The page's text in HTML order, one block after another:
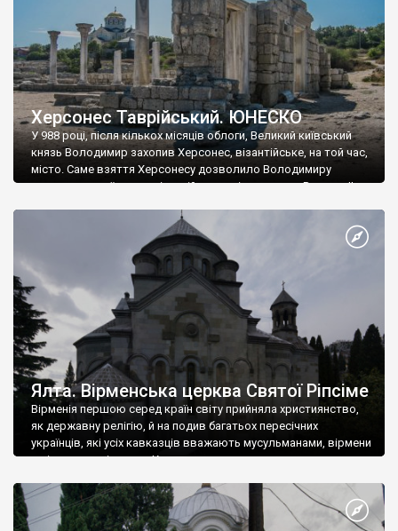
Херсонес Таврійський. ЮНЕСКО
У 988 році, після кількох місяців облоги, Великий київський
князь Володимир захопив Херсонес, візантійське, на той час,
місто. Саме взяття Херсонесу дозволило Володимиру
диктувати свої умови візантійському імператору Василю ІІ, та
Херсонесі Володимир-язичник, став Василем-християнином.
А потім було Хрещення Русі. На честь Херсонесу Таврійського
Ялта. Вірменська церква Святої Ріпсіме
Вірменія першою серед країн світу прийняла християнство,
як державну релігію, й на подив багатьох пересічних
українців, які усіх кавказців вважають мусульманами, вірмени
є відданими вірянами Христа